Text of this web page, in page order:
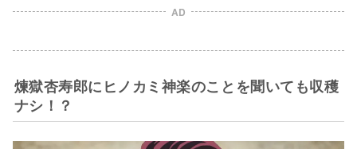
AD
煉獄杏寿郎にヒノカミ神楽のことを聞いても収穫
ナシ！？